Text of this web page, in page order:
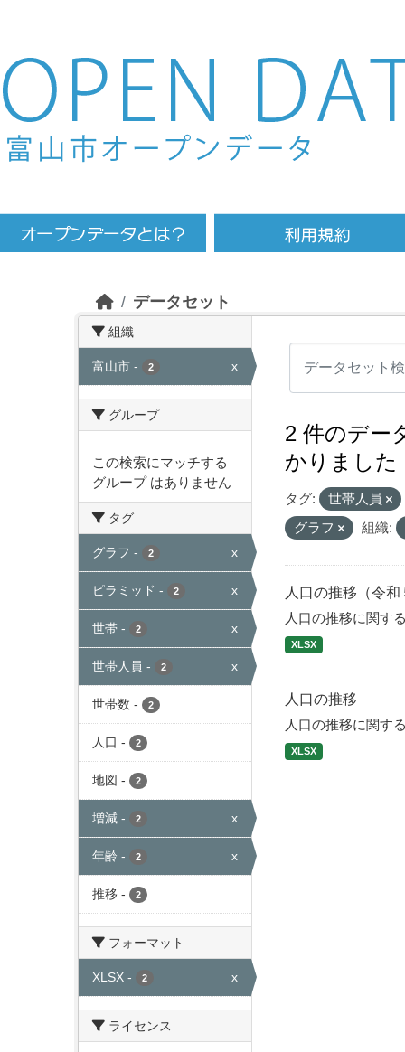
Skip to main content
データセット
組織
富山市 - 2 x
グループ
この検索にマッチする
グループ はありません
タグ
グラフ - 2 x
ピラミッド - 2 x
世帯 - 2 x
世帯人員 - 2 x
世帯数 - 2
人口 - 2
地図 - 2
増減 - 2 x
年齢 - 2 x
推移 - 2
フォーマット
XLSX - 2 x
ライセンス
2 件のデー
かりました
タグ:
世帯人員
グラフ
組織:
人口の推移（令和
人口の推移に関す
XLSX
人口の推移
人口の推移に関す
XLSX